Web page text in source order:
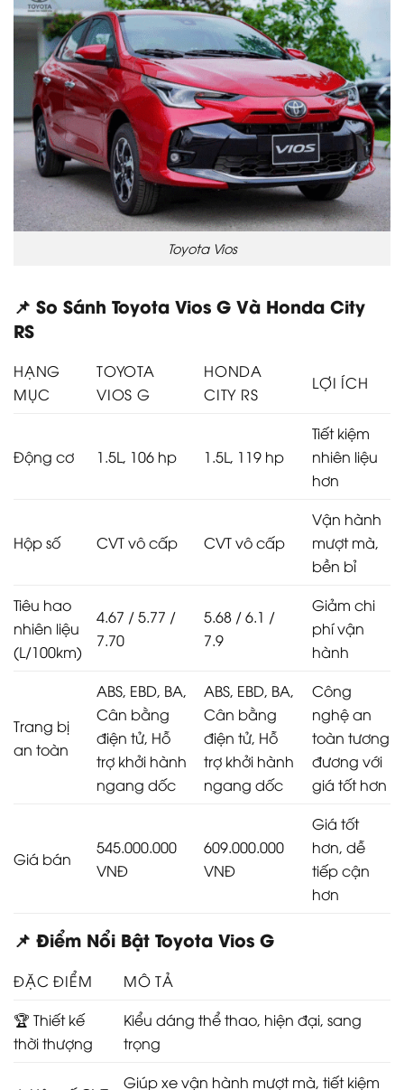
Toyota Vios
📌 So Sánh Toyota Vios G Và Honda City
RS
HẠNG
MỤC
TOYOTA
VIOS G
HONDA
CITY RS
LỢI ÍCH
Động cơ 1.5L, 106 hp 1.5L, 119 hp
Tiết kiệm
nhiên liệu
hơn
Hộp số CVT vô cấp CVT vô cấp
Vận hành
mượt mà,
bền bỉ
Tiêu hao
nhiên liệu
(L/100km)
4.67 / 5.77 /
7.70
5.68 / 6.1 /
7.9
Giảm chi
phí vận
hành
Trang bị
an toàn
ABS, EBD, BA,
Cân bằng
điện tử, Hỗ
trợ khởi hành
ngang dốc
ABS, EBD, BA,
Cân bằng
điện tử, Hỗ
trợ khởi hành
ngang dốc
Công
nghệ an
toàn tương
đương với
giá tốt hơn
Giá bán
545.000.000
VNĐ
609.000.000
VNĐ
Giá tốt
hơn, dễ
tiếp cận
hơn
📌 Điểm Nổi Bật Toyota Vios G
ĐẶC ĐIỂM
MÔ TẢ
🏆 Thiết kế
thời thượng
Kiểu dáng thể thao, hiện đại, sang
trọng
Giúp xe vận hành mượt mà, tiết kiệm